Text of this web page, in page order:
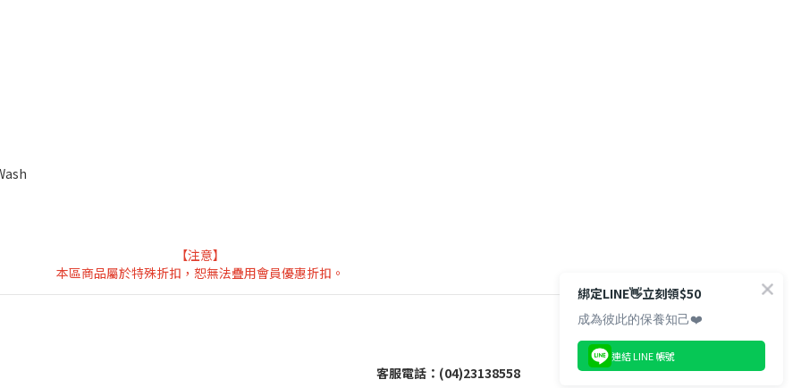
【注意】
本區商品屬於特殊折扣，恕無法疊用會員優惠折扣。
客服電話：(04)23138558
綁定LINE👋立刻領$50
成為彼此的保養知己❤️
連結 LINE 帳號